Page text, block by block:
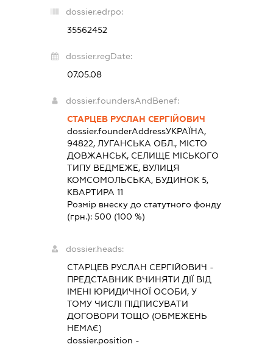
dossier.edrpo:
35562452
dossier.regDate:
07.05.08
dossier.foundersAndBenef:
СТАРЦЕВ РУСЛАН СЕРГІЙОВИЧ
dossier.founderAddressУКРАЇНА,
94822, ЛУГАНСЬКА ОБЛ., МІСТО
ДОВЖАНСЬК, СЕЛИЩЕ МІСЬКОГО
ТИПУ ВЕДМЕЖЕ, ВУЛИЦЯ
КОМСОМОЛЬСЬКА, БУДИНОК 5,
КВАРТИРА 11
Розмір внеску до статутного фонду
(грн.): 500 (100 %)
dossier.heads:
СТАРЦЕВ РУСЛАН СЕРГІЙОВИЧ -
ПРЕДСТАВНИК ВЧИНЯТИ ДІЇ ВІД
ІМЕНІ ЮРИДИЧНОЇ ОСОБИ, У
ТОМУ ЧИСЛІ ПІДПИСУВАТИ
ДОГОВОРИ ТОЩО (ОБМЕЖЕНЬ
НЕМАЄ)
dossier.position -